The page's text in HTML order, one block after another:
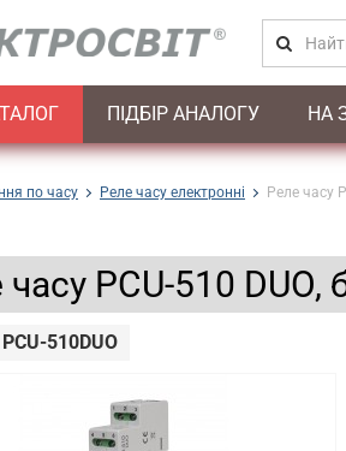
ПІДБІР АНАЛОГУ НА
по часу Реле часу електронні Реле часу
PCU-510 DUO,
PCU-510DUO